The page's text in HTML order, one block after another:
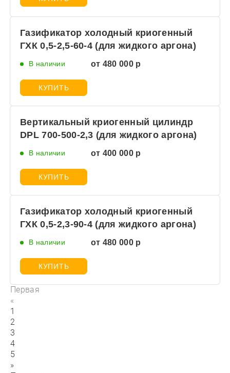
Газификатор холодный криогенный
ГХК 0,5-2,5-60-4 (для жидкого аргона)
В наличии от 480 000 р
КУПИТЬ
Вертикальный криогенный цилиндр
DPL 700-500-2,3 (для жидкого аргона)
В наличии от 400 000 р
КУПИТЬ
Газификатор холодный криогенный
ГХК 0,5-2,3-90-4 (для жидкого аргона)
В наличии от 480 000 р
КУПИТЬ
Первая
«
1
2
3
4
5
»